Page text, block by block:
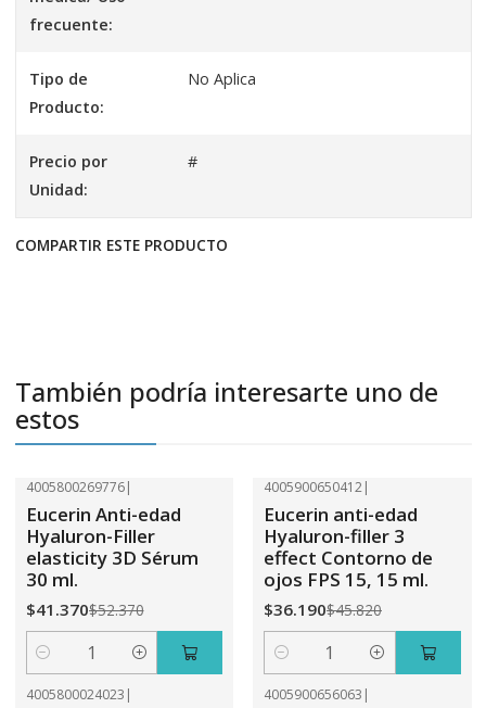
frecuente:
Tipo de
Producto:
No Aplica
Precio por
Unidad:
#
COMPARTIR ESTE PRODUCTO
También podría interesarte uno de
estos
4005800269776|
Eucerin Anti-edad
Hyaluron-Filler
elasticity 3D Sérum
30 ml.
$41.370$52.370
Cantidad
4005900650412|
Eucerin anti-edad
Hyaluron-filler 3
effect Contorno de
ojos FPS 15, 15 ml.
$36.190$45.820
Cantidad
4005800024023 | 4005900656063 |